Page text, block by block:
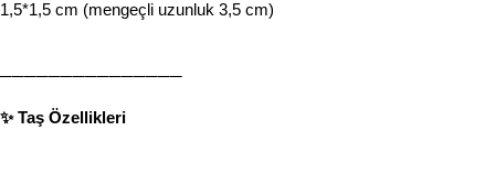
1,5*1,5 cm (mengeçli uzunluk 3,5 cm)
───────────────
✨ Taş Özellikleri